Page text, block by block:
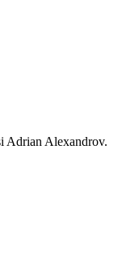
Adrian Alexandrov.